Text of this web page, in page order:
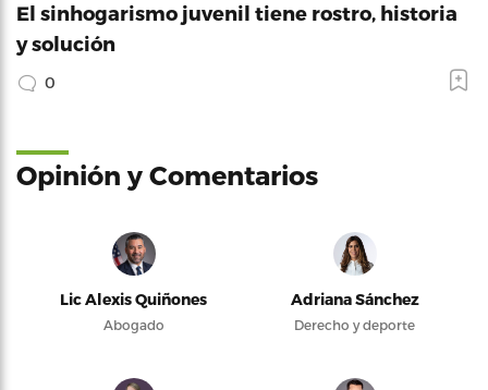
El sinhogarismo juvenil tiene rostro, historia
y solución
0
Opinión y Comentarios
Lic Alexis Quiñones
Abogado
Adriana Sánchez
Derecho y deporte